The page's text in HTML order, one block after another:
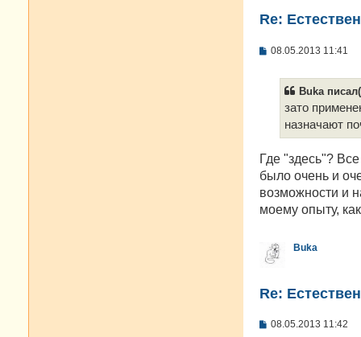
Re:
С
08.05.2013 11:41
Buka
зато
назначают
Где "здесь"?
было очень и
возможности и
моему опыту,
Buka
Re:
С
08.05.2013 11:42